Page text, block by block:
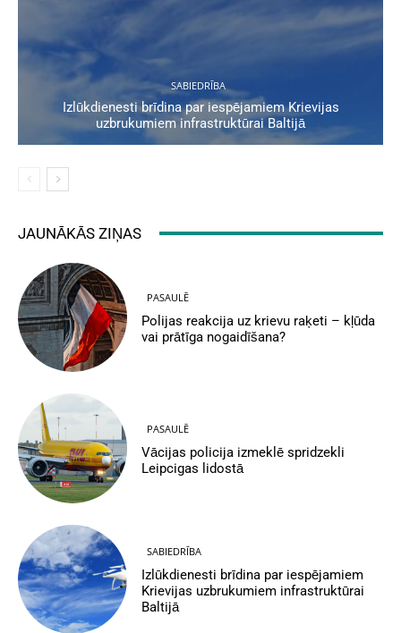
SABIEDRĪBA
Izlūkdienesti brīdina par iespējamiem Krievijas
uzbrukumiem infrastruktūrai Baltijā
JAUNĀKĀS ZIŅAS
PASAULĒ
Polijas reakcija uz krievu raķeti – kļūda
vai prātīga nogaidīšana?
PASAULĒ
Vācijas policija izmeklē spridzekli
Leipcigas lidostā
SABIEDRĪBA
Izlūkdienesti brīdina par iespējamiem
Krievijas uzbrukumiem infrastruktūrai
Baltijā